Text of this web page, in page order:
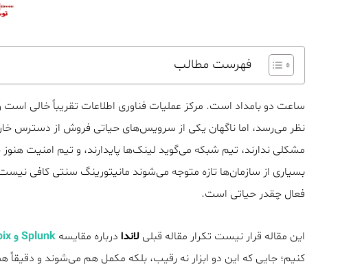
فهرست مطالب
ساعت دو بامداد است. مرکز عملیات فناوری اطلاعات تقریباً خالی
مشکلی ندارند، تیم شبکه می‌گوید لینک‌ها پایدارند، و تیم امنیت
بسیاری از سازمان‌ها تازه متوجه می‌شوند مانیتورینگ سنتی کافی
فعال چقدر حیاتی است.
این مقاله قرار نیست تکرار مقاله قبلیلاندا درباره مقایسهSplunk و Zabbix
کنیم؛ جایی که این دو ابزار نه رقیب، بلکه مکمل هم می‌شوند و